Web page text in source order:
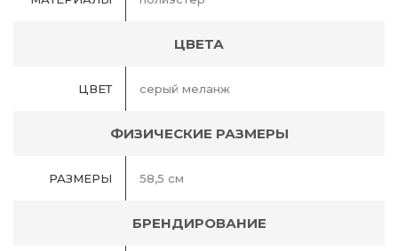
ЦВЕТА
ЦВЕТ серый меланж
ФИЗИЧЕСКИЕ РАЗМЕРЫ
РАЗМЕРЫ 58,5 см
БРЕНДИРОВАНИЕ